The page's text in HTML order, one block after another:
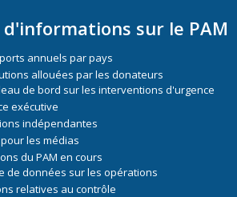
d'informations sur le PAM
annuels par pays
allouées par les donateurs
de bord sur les interventions d'urgence
exécutive
indépendantes
les médias
du PAM en cours
de données sur les opérations
relatives au contrôle